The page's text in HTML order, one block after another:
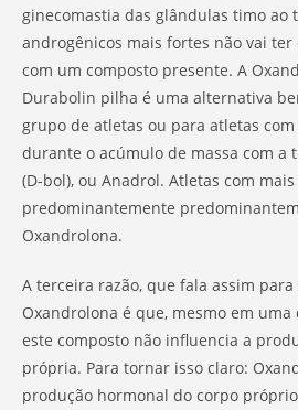
ginecomastia das glândulas timo ao
androgênicos mais fortes não vai ter
com um composto presente. A
Durabolin pilha é uma alternativa
grupo de atletas ou para atletas
durante o acúmulo de massa com a
(D-bol), ou Anadrol. Atletas com
predominantemente
Oxandrolona.
A terceira razão, que fala assim
Oxandrolona é que, mesmo em
este composto não influencia a
própria. Para tornar isso claro:
produção hormonal do corpo